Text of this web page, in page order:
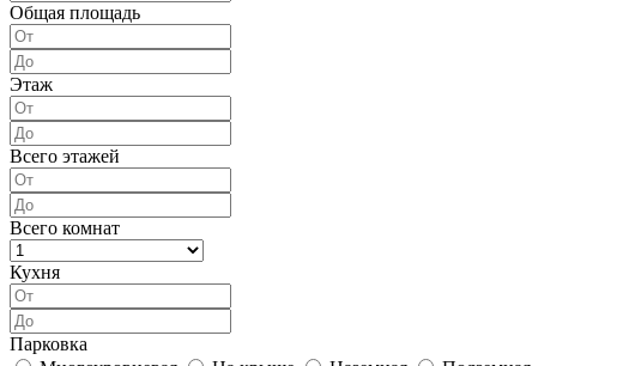
Общая площадь
Этаж
Всего этажей
Всего комнат
Кухня
Парковка